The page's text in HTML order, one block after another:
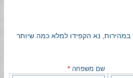
במהירות, נא הקפידו למלא כמה שיותר
שם משפחה *